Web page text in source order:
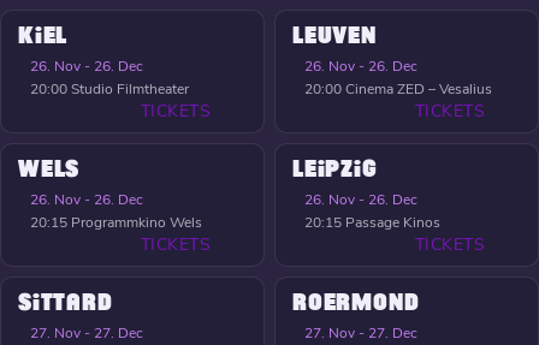
KIEL
26. Nov - 26. Dec
20:00Studio Filmtheater
TICKETS
LEUVEN
26. Nov - 26. Dec
20:00Cinema ZED – Vesalius
TICKETS
WELS
26. Nov - 26. Dec
20:15 Programmkino Wels
TICKETS
LEIPZIG
26. Nov - 26. Dec
20:15 Passage Kinos
TICKETS
SITTARD
27. Nov - 27. Dec
ROERMOND
27. Nov - 27. Dec